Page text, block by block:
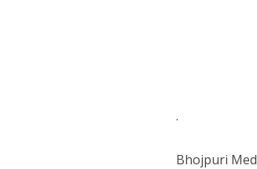
.
Bhojpuri